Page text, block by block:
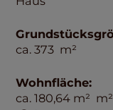
ca.373 m²
Wohnfläche:
ca.180,64 m² m²